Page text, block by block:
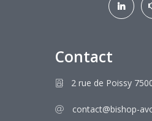
Contact
2 rue de Poissy
contact@bishop-